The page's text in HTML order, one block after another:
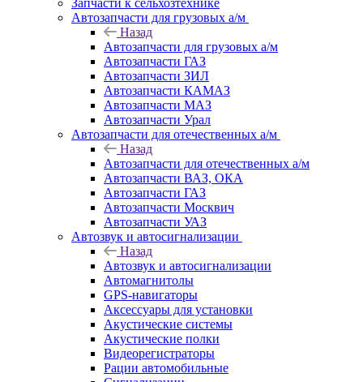
Запчасти к сельхозтехнике
Автозапчасти для грузовых а/м
Назад
Автозапчасти для грузовых а/м
Автозапчасти ГАЗ
Автозапчасти ЗИЛ
Автозапчасти КАМАЗ
Автозапчасти МАЗ
Автозапчасти Урал
Автозапчасти для отечественных а/м
Назад
Автозапчасти для отечественных а/м
Автозапчасти ВАЗ, ОКА
Автозапчасти ГАЗ
Автозапчасти Москвич
Автозапчасти УАЗ
Автозвук и автосигнализации
Назад
Автозвук и автосигнализации
Автомагнитолы
GPS-навигаторы
Аксессуары для установки
Акустические системы
Акустические полки
Видеорегистраторы
Рации автомобильные